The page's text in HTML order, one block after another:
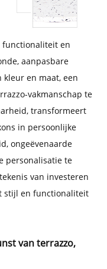
functionaliteit en
aanpasbare
en maat, een
vakmanschap te
transformeert
in persoonlijke
ongeëvenaarde
personalisatie te
van investeren
stijl en functionaliteit
van terrazzo,